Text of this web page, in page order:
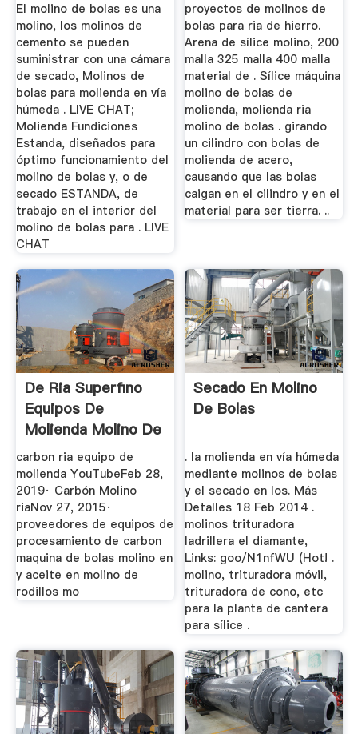
El molino de bolas es una
molino, los molinos de
cemento se pueden
suministrar con una cámara
de secado, Molinos de
bolas para molienda en vía
húmeda . LIVE CHAT;
Molienda Fundiciones
Estanda, diseñados para
óptimo funcionamiento del
molino de bolas y, o de
secado ESTANDA, de
trabajo en el interior del
molino de bolas para . LIVE
CHAT
proyectos de molinos de
bolas para ria de hierro.
Arena de sílice molino, 200
malla 325 malla 400 malla
material de . Sílice máquina
molino de bolas de
molienda, molienda ria
molino de bolas . girando
un cilindro con bolas de
molienda de acero,
causando que las bolas
caigan en el cilindro y en el
material para ser tierra. ..
De Ria Superfino
Equipos De
Molienda Molino De
carbon ria equipo de
molienda YouTubeFeb 28,
2019· Carbón Molino
riaNov 27, 2015·
proveedores de equipos de
procesamiento de carbon
maquina de bolas molino en
y aceite en molino de
rodillos mo
Secado En Molino
De Bolas
. la molienda en vía húmeda
mediante molinos de bolas
y el secado en los. Más
Detalles 18 Feb 2014 .
molinos trituradora
ladrillera el diamante,
Links: goo/N1nfWU (Hot! .
molino, trituradora móvil,
trituradora de cono, etc
para la planta de cantera
para sílice .